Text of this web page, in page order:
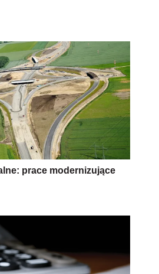
prace modernizujące